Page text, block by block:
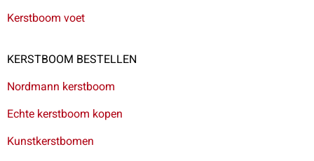
Kerstboom voet
KERSTBOOM BESTELLEN
Nordmann kerstboom
Echte kerstboom kopen
Kunstkerstbomen